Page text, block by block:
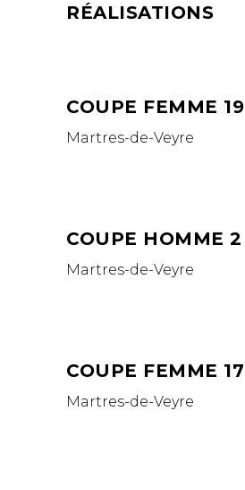
RÉALISATIONS
COUPE FEMME 19
Martres-de-Veyre
COUPE HOMME 2
Martres-de-Veyre
COUPE FEMME 17
Martres-de-Veyre